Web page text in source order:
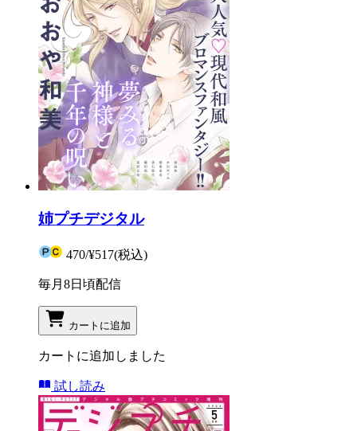
姉プチデジタル
470/¥517(税込)
毎月8日頃配信
カートに追加
カートに追加しました
試し読み